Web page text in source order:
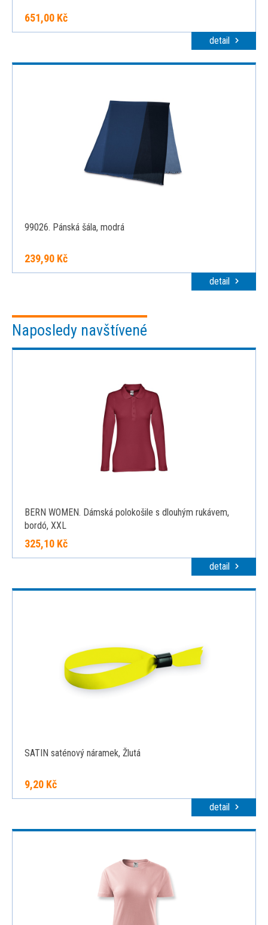
651,00 Kč
detail
99026. Pánská šála, modrá
239,90 Kč
detail
Naposledy navštívené
BERN WOMEN. Dámská polokošile s dlouhým rukávem,
bordó, XXL
325,10 Kč
detail
SATIN saténový náramek, Žlutá
9,20 Kč
detail